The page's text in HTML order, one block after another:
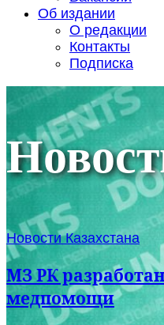
Об издании
О редакции
Контакты
Подписка
Новости Казахстана
МЗ РК
медпомощи